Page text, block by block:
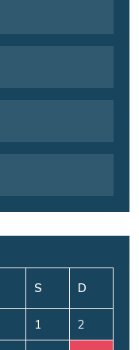
S D
1 2